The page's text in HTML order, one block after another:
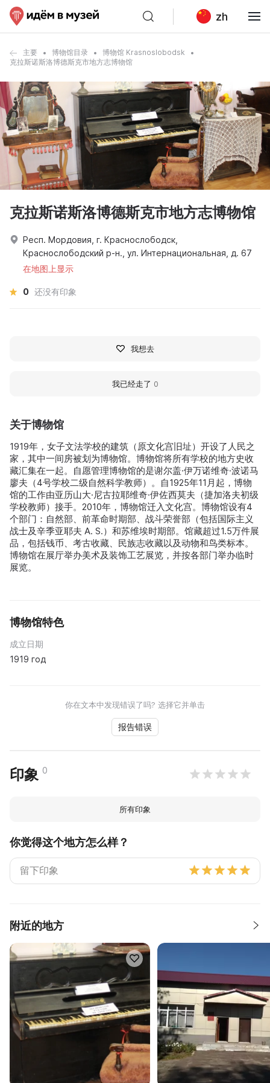
zh
主要 博物馆目录
博物馆 Krasnoslobodsk
克拉斯诺斯洛博德斯克市地方志博物馆
关于博物馆
1919年，女子文法学校的建筑（原文化宫旧址）开设了人民之
家，其中一间房被划为博物馆。博物馆将所有学校的地方史收
藏汇集在一起。自愿管理博物馆的是谢尔盖·伊万诺维奇·波诺马
廖夫（4号学校二级自然科学教师）。自1925年11月起，博物
馆的工作由亚历山大·尼古拉耶维奇·伊佐西莫夫（捷加洛夫初级
学校教师）接手。2010年，博物馆迁入文化宫。博物馆设有4
个部门：自然部、前革命时期部、战斗荣誉部（包括国际主义
战士及辛季亚耶夫 A. S.）和苏维埃时期部。馆藏超过1.5万件展
品，包括钱币、考古收藏、民族志收藏以及动物和鸟类标本。
博物馆在展厅举办美术及装饰工艺展览，并按各部门举办临时
展览。
博物馆特色
成立日期
1919 год
你在文本中发现错误了吗? 选择它并单击
报告错误
印象 0
所有印象
你觉得这个地方怎么样？
附近的地方
克拉斯诺斯洛博德斯克市地方志博物馆
Респ. Мордовия, г. Краснослободск,
Краснослободский р-н., ул. Интернациональная, д. 67
在地图上显示
0 还没有印象
我想去
我已经走了 0